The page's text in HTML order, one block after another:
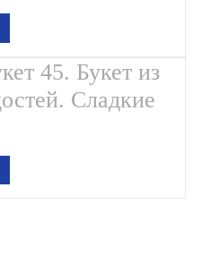
45. Букет из
Сладкие